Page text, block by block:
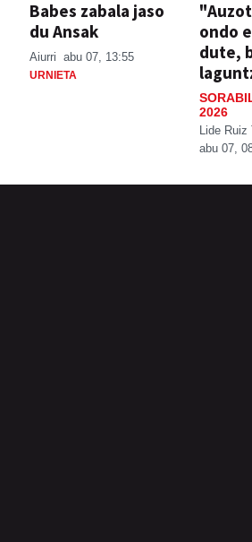
Babes zabala jaso
du Ansak
Aiurri abu 07, 13:55
URNIETA
ondo
dute,
2026
Lide Ruiz
abu 07,